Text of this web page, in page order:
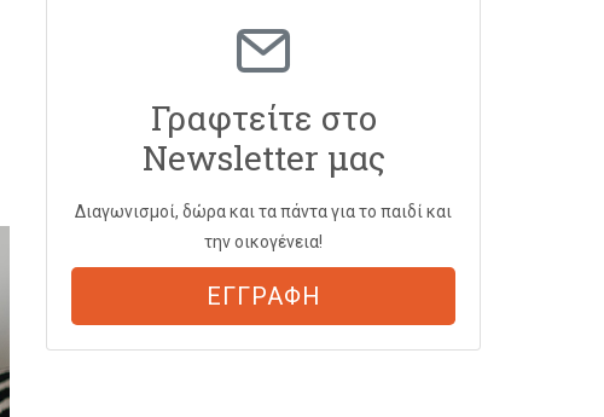
Γραφτείτε στο
Newsletter μας
Διαγωνισμοί, δώρα και τα πάντα για το παιδί και
την οικογένεια!
ΕΓΓΡΑΦΗ